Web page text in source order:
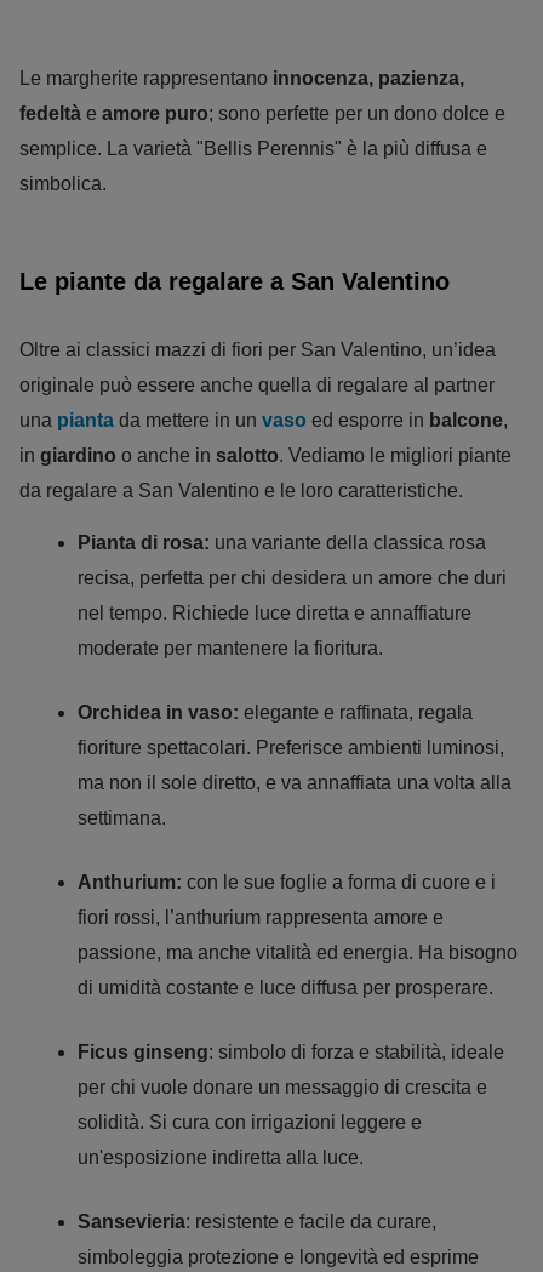
Le margherite rappresentano innocenza, pazienza,
fedeltà e amore puro; sono perfette per un dono dolce e
semplice. La varietà "Bellis Perennis" è la più diffusa e
simbolica.
Le piante da regalare a San Valentino
Oltre ai classici mazzi di fiori per San Valentino, un’idea
originale può essere anche quella di regalare al partner
una pianta da mettere in un vaso ed esporre in balcone,
in giardino o anche in salotto. Vediamo le migliori piante
da regalare a San Valentino e le loro caratteristiche.
Pianta di rosa: una variante della classica rosa
recisa, perfetta per chi desidera un amore che duri
nel tempo. Richiede luce diretta e annaffiature
moderate per mantenere la fioritura.
Orchidea in vaso: elegante e raffinata, regala
fioriture spettacolari. Preferisce ambienti luminosi,
ma non il sole diretto, e va annaffiata una volta alla
settimana.
Anthurium: con le sue foglie a forma di cuore e i
fiori rossi, l’anthurium rappresenta amore e
passione, ma anche vitalità ed energia. Ha bisogno
di umidità costante e luce diffusa per prosperare.
Ficus ginseng: simbolo di forza e stabilità, ideale
per chi vuole donare un messaggio di crescita e
solidità. Si cura con irrigazioni leggere e
un'esposizione indiretta alla luce.
Sansevieria: resistente e facile da curare,
simboleggia protezione e longevità ed esprime